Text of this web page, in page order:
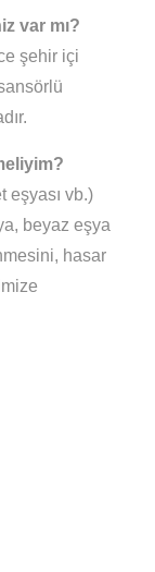
var mı?
şehir içi
eşyası vb.)
beyaz eşya
hasar